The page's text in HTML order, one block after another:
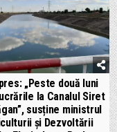
„Peste două luni
la Canalul Siret
susține ministrul
și Dezvoltării